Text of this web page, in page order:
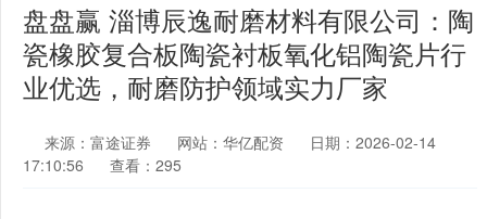
盘盘赢 淄博辰逸耐磨材料有限公司：陶
瓷橡胶复合板陶瓷衬板氧化铝陶瓷片行
业优选，耐磨防护领域实力厂家
来源：富途证券 网站：华亿配资
日期：2026-02-14
17:10:56
查看：295